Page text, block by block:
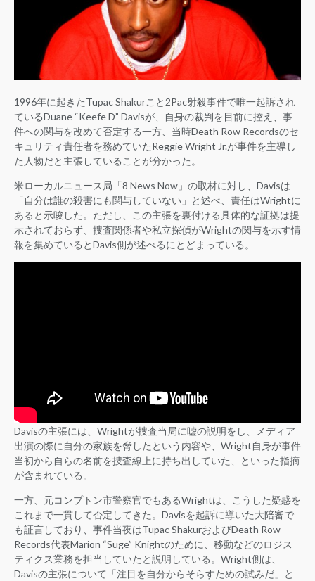
LOGIN
1996年に起きたTupac Shakurこと2Pac射殺事件で唯一起訴され
ているDuane “Keefe D” Davisが、自身の裁判を目前に控え、事
件への関与を改めて否定する一方、当時Death Row Recordsのセ
キュリティ責任者を務めていたReggie Wright Jr.が事件を主導し
た人物だと主張していることが分かった。
米ローカルニュース局「8 News Now」の取材に対し、Davisは
「自分は誰の殺害にも関与していない」と述べ、責任はWrightに
あると示唆した。ただし、この主張を裏付ける具体的な証拠は提
示されておらず、捜査関係者や私立探偵がWrightの関与を示す情
報を集めているとDavis側が述べるにとどまっている。
Davisの主張には、Wrightが捜査当局に嘘の説明をし、メディア
出演の際に自分の家族を脅したという内容や、Wright自身が事件
当初から自らの名前を捜査線上に持ち出していた、といった指摘
が含まれている。
一方、元コンプトン市警察官でもあるWrightは、こうした疑惑を
これまで一貫して否定してきた。Davisを起訴に導いた大陪審で
も証言しており、事件当夜はTupac ShakurおよびDeath Row
Records代表Marion “Suge” Knightのために、移動などのロジス
ティクス業務を担当していたと説明している。Wright側は、
Davisの主張について「注目を自分からそらすための試みだ」と